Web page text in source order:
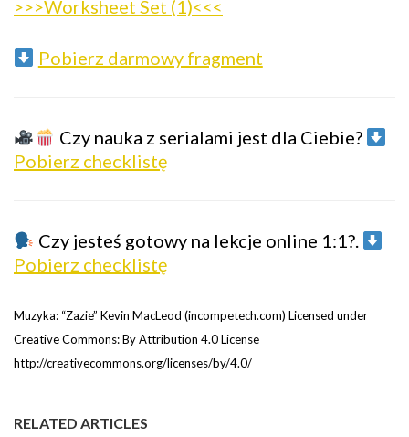
>>>Worksheet Set (1)<<<
Pobierz darmowy fragment
Czy nauka z serialami jest dla Ciebie?
Pobierz checklistę
Czy jesteś gotowy na lekcje online 1:1?.
Pobierz checklistę
Muzyka: “Zazie” Kevin MacLeod (incompetech.com) Licensed under
Creative Commons: By Attribution 4.0 License
http://creativecommons.org/licenses/by/4.0/
RELATED ARTICLES